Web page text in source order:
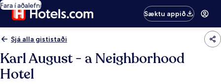
Fara í aðalefni
Sæktu appið
Sjá alla gististaði
Karl August - a Neighborhood
Hotel